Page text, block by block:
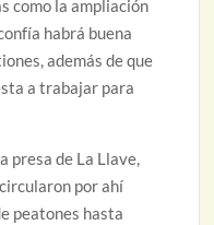
como la ampliación
habrá buena
además de que
a trabajar para
presa de La Llave,
por ahí
peatones hasta